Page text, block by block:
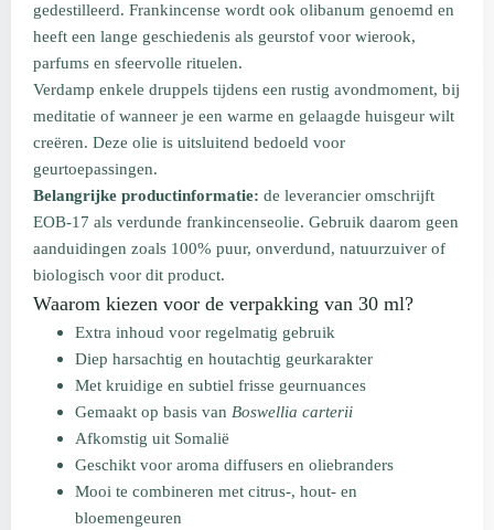
gedestilleerd. Frankincense wordt ook olibanum genoemd en
heeft een lange geschiedenis als geurstof voor wierook,
parfums en sfeervolle rituelen.
Verdamp enkele druppels tijdens een rustig avondmoment, bij
meditatie of wanneer je een warme en gelaagde huisgeur wilt
creëren. Deze olie is uitsluitend bedoeld voor
geurtoepassingen.
Belangrijke productinformatie: de leverancier omschrijft
EOB-17 als verdunde frankincenseolie. Gebruik daarom geen
aanduidingen zoals 100% puur, onverdund, natuurzuiver of
biologisch voor dit product.
Waarom kiezen voor de verpakking van 30 ml?
Extra inhoud voor regelmatig gebruik
Diep harsachtig en houtachtig geurkarakter
Met kruidige en subtiel frisse geurnuances
Gemaakt op basis van Boswellia carterii
Afkomstig uit Somalië
Geschikt voor aroma diffusers en oliebranders
Mooi te combineren met citrus-, hout- en
bloemengeuren